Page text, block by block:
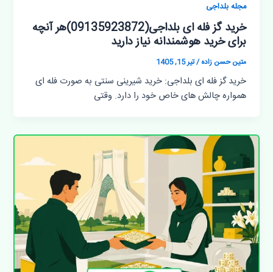
مجله بلداجی
خرید گز فله ای بلداجی(09135923872)هر آنچه
برای خرید هوشمندانه نیاز دارید
متین حسن زاده/تیر 15, 1405
خرید گز فله ای بلداجی: خرید شیرینی سنتی به صورت فله ای
همواره چالش های خاص خود را دارد. وقتی